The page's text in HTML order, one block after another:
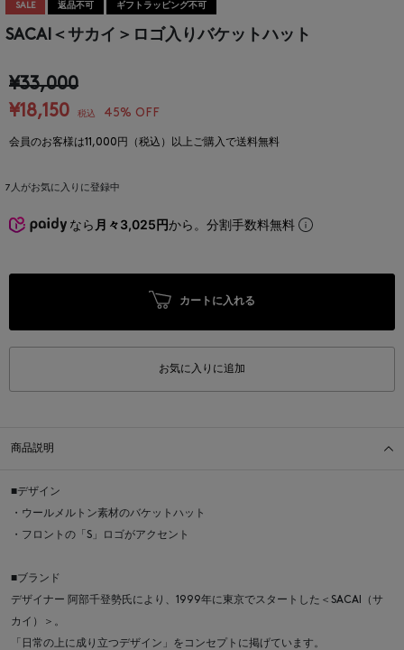
SALE 返品不可 ギフトラッピング不可
SACAI＜サカイ＞ロゴ入りバケットハット
¥33,000
¥18,150
税込 45% OFF
会員のお客様は11,000円（税込）以上ご購入で送料無料
7 人がお気に入りに登録中
なら 月々3,025円から。分割手数料無料
カートに入れる
お気に入りに追加
商品説明
■デザイン
・ウールメルトン素材のバケットハット
・フロントの「S」ロゴがアクセント
■ブランド
デザイナー 阿部千登勢氏により、1999年に東京でスタートした＜SACAI（サ
カイ）＞。
「日常の上に成り立つデザイン」をコンセプトに掲げています。